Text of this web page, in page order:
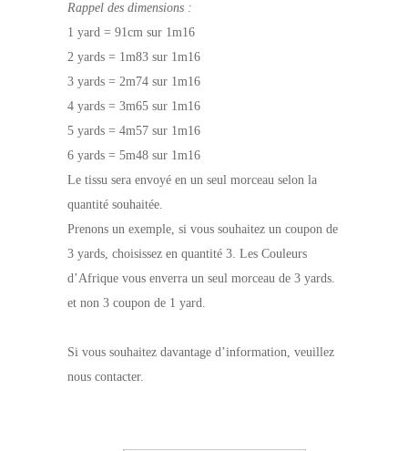
Rappel des dimensions :
1 yard = 91cm sur 1m16
2 yards = 1m83 sur 1m16
3 yards = 2m74 sur 1m16
4 yards = 3m65 sur 1m16
5 yards = 4m57 sur 1m16
6 yards = 5m48 sur 1m16
Le tissu sera envoyé en un seul morceau selon la
quantité souhaitée.
Prenons un exemple, si vous souhaitez un coupon de
3 yards, choisissez en quantité 3. Les Couleurs
d’Afrique vous enverra un seul morceau de 3 yards.
et non 3 coupon de 1 yard.
Si vous souhaitez davantage d’information, veuillez
nous contacter.